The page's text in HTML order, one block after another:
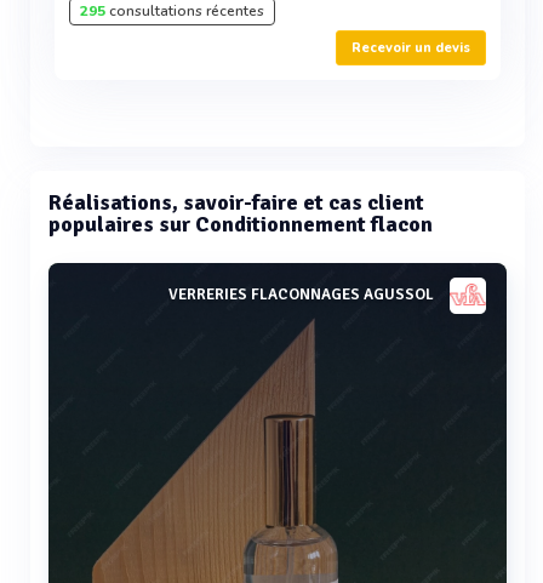
295consultations récentes
Recevoir un devis
Réalisations, savoir-faire et cas client
populaires sur Conditionnement flacon
VERRERIES FLACONNAGES AGUSSOL